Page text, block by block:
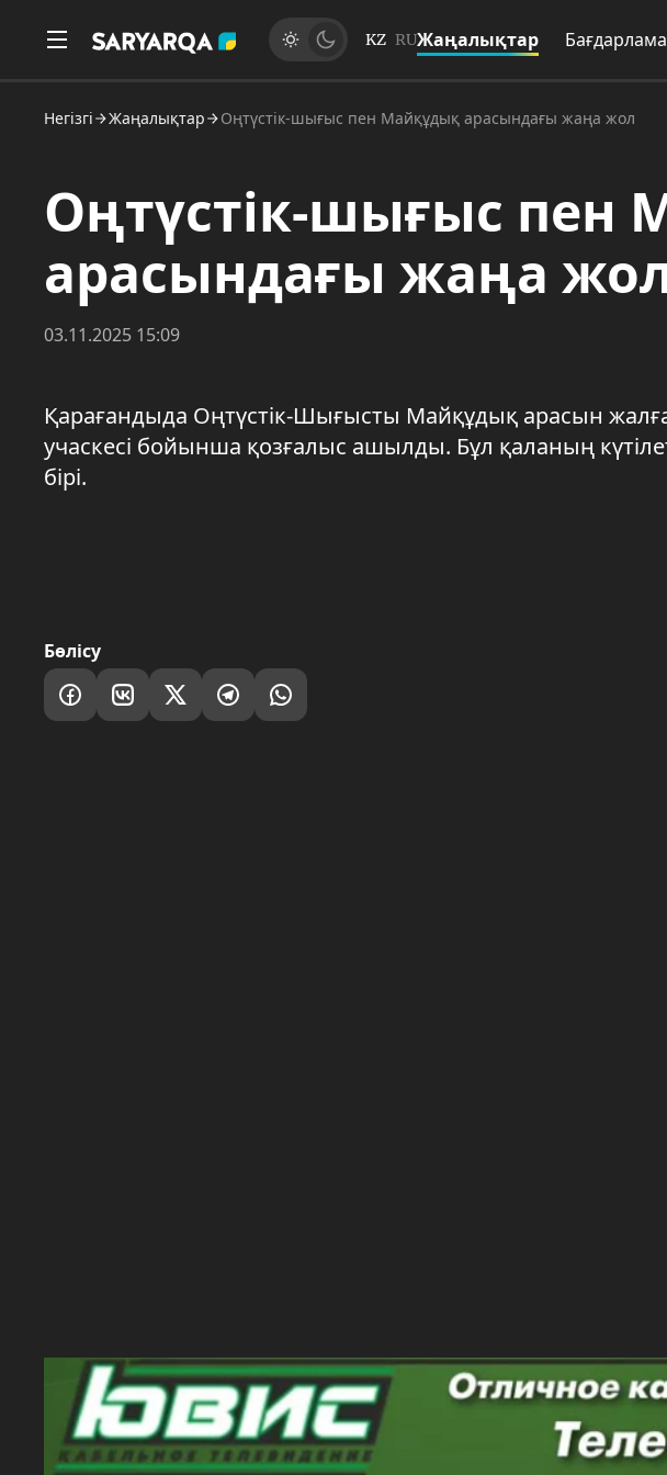
KZ RUЖаңалықтар
Негізгі Жаңалықтар Оңтүстік-шығыс пен Майқұдық арасындағы жаңа жол
Оңтүстік-шығыс пен
арасындағы жаңа
03.11.2025 15:09
Қарағандыда Оңтүстік-Шығысты Майқұдық арасын
учаскесі бойынша қозғалыс ашылды. Бұл қаланың
бірі.
Бөлісу